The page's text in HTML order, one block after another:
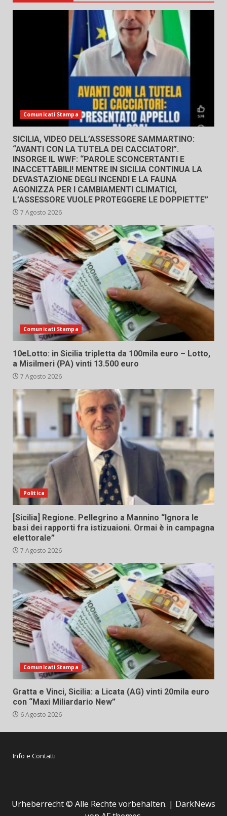
Comunicati Stampa
SICILIA, VIDEO DELL’ASSESSORE SAMMARTINO:
“AVANTI CON LA TUTELA DEI CACCIATORI”.
INSORGE IL WWF: “PAROLE SCONCERTANTI E
INACCETTABILI! MENTRE IN SICILIA CONTINUA LA
DEVASTAZIONE DEGLI INCENDI E LA FAUNA
AGONIZZA PER I CAMBIAMENTI CLIMATICI,
L’ASSESSORE VUOLE PROTEGGERE LE DOPPIETTE”
7 Agosto 2026
Comunicati Stampa
10eLotto: in Sicilia tripletta da 100mila euro – Lotto,
a Misilmeri (PA) vinti 13.500 euro
7 Agosto 2026
Politica
[Sicilia] Regione. Pellegrino a Mannino “Ignora le
basi dei rapporti fra istizuaioni. Ormai è in campagna
elettorale”
7 Agosto 2026
Comunicati Stampa
Gratta e Vinci, Sicilia: a Licata (AG) vinti 20mila euro
con “Maxi Miliardario New”
6 Agosto 2026
Info e Contatti
Urheberrecht © Alle Rechte vorbehalten. | DarkNews